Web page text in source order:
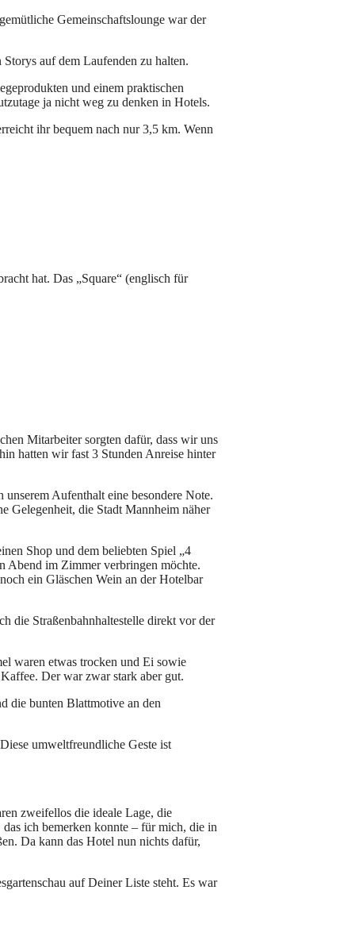
Gemeinschaftslounge war der
auf dem Laufenden zu halten.
und einem praktischen
ja nicht weg zu denken in Hotels.
ihr bequem nach nur 3,5 km. Wenn
hat. Das „Square“ (englisch für
Mitarbeiter sorgten dafür, dass wir uns
hatten wir fast 3 Stunden Anreise hinter
Aufenthalt eine besondere Note.
Gelegenheit, die Stadt Mannheim näher
Shop und dem beliebten Spiel „4
Abend im Zimmer verbringen möchte.
ein Gläschen Wein an der Hotelbar
die Straßenbahnhaltestelle direkt vor der
waren etwas trocken und Ei sowie
Der war zwar stark aber gut.
die bunten Blattmotive an den
umweltfreundliche Geste ist
zweifellos die ideale Lage, die
ich bemerken konnte – für mich, die in
Da kann das Hotel nun nichts dafür,
auf Deiner Liste steht. Es war